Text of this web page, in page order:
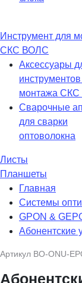
Инструмент для
СКС ВОЛС
Аксессуары
монтажа
Сварочные
для сварки
оптоволокна
Листы
Планшеты
Главная
Системы
GPON &
Абонентские
Артикул BO-ONU-